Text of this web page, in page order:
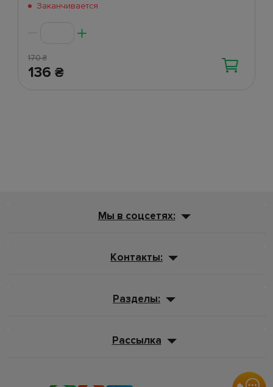
Заканчивается
170₴
136 ₴
Мы в соцсетях:
Контакты:
Разделы:
Рассылка